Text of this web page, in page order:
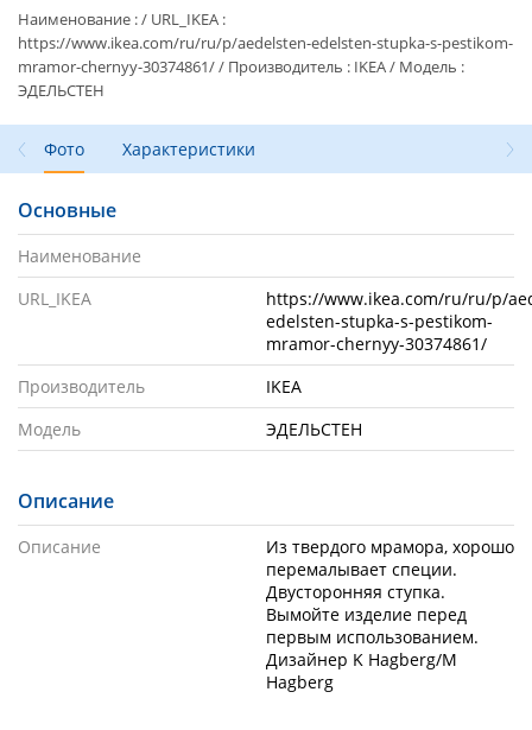
Наименование : / URL_IKEA :
https://www.ikea.com/ru/ru/p/aedelsten-edelsten-stupka-s-pestikom-
mramor-chernyy-30374861/ / Производитель : IKEA / Модель :
ЭДЕЛЬСТЕН
Фото Характеристики
Основные
Наименование
URL_IKEA
https://www.ikea.com/ru/ru/p/
edelsten-stupka-s-pestikom-
mramor-chernyy-30374861/
Производитель
IKEA
Модель
ЭДЕЛЬСТЕН
Описание
Описание
Из твердого мрамора, хорошо
перемалывает специи.
Двусторонняя ступка.
Вымойте изделие перед
первым использованием.
Дизайнер K Hagberg/M
Hagberg